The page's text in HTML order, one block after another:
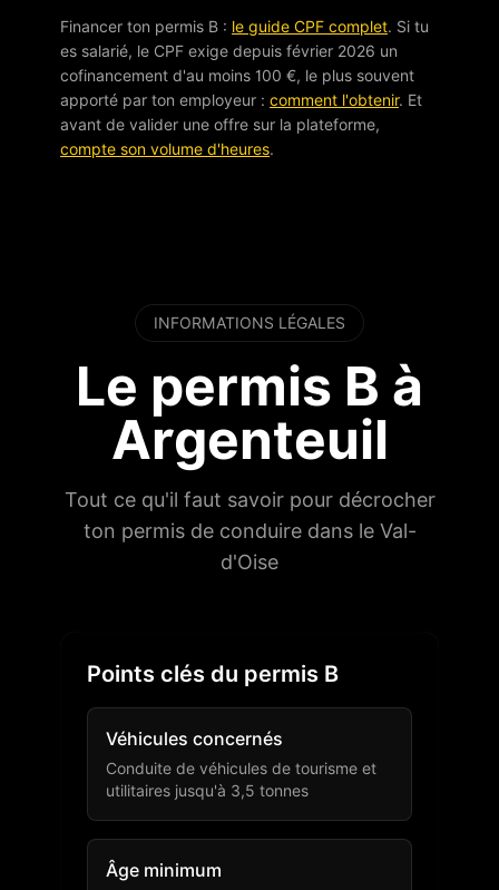
Financer ton permis B : le guide CPF complet. Si tu
es salarié, le CPF exige depuis février 2026 un
cofinancement d'au moins 100 €, le plus souvent
apporté par ton employeur : comment l'obtenir. Et
avant de valider une offre sur la plateforme,
compte son volume d'heures.
INFORMATIONS LÉGALES
Le permis B à
Argenteuil
Tout ce qu'il faut savoir pour décrocher
ton permis de conduire dans le Val-
d'Oise
Points clés du permis B
Véhicules concernés
Conduite de véhicules de tourisme et
utilitaires jusqu'à 3,5 tonnes
Âge minimum